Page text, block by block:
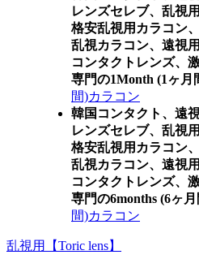
レンズセレブ、乱視
格安乱視用カラコン
乱視カラコン、遠視
コンタクトレンズ、
専門の1Month (1ヶ月
間)カラコン
韓国コンタクト、遠
レンズセレブ、乱視
格安乱視用カラコン
乱視カラコン、遠視
コンタクトレンズ、
専門の6months (6ヶ
間)カラコン
乱視用【Toric lens】